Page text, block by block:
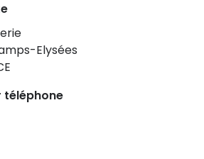
Elysées
téléphone